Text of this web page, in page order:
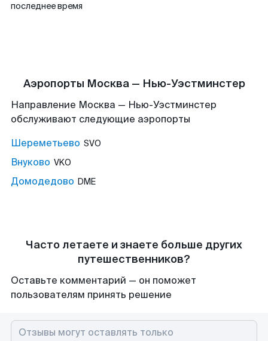
последнее время
Аэропорты Москва — Нью-Уэстминстер
Направление Москва — Нью-Уэстминстер
обслуживают следующие аэропорты
Шереметьево SVO
Внуково VKO
Домодедово DME
Часто летаете и знаете больше других
путешественников?
Оставьте комментарий — он поможет
пользователям принять решение